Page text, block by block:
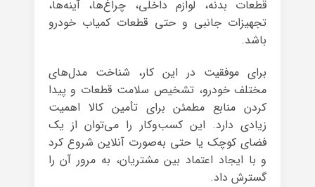
قطعات بدنه، لوازم داخلی، چراغ‌ها، آینه‌ها،
تجهیزات جانبی و حتی قطعات کمیاب خودرو
باشد.
برای موفقیت در این کار، شناخت مدل‌های
مختلف خودرو، تشخیص سلامت قطعات و پیدا
کردن منابع مطمئن برای تأمین کالا اهمیت
زیادی دارد. این کسب‌وکار را می‌توان از یک
فضای کوچک یا حتی به‌صورت آنلاین شروع کرد
و با ایجاد اعتماد بین مشتریان، به مرور آن را
گسترش داد.